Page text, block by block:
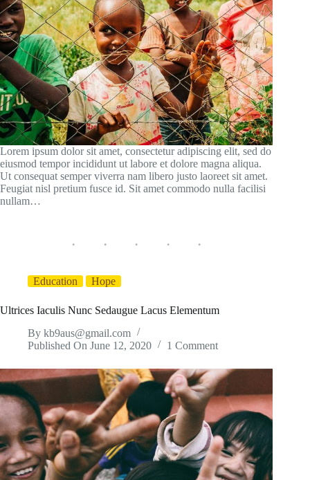
Lorem ipsum dolor sit amet, consectetur adipiscing elit, sed do
eiusmod tempor incididunt ut labore et dolore magna aliqua.
Ut consequat semper viverra nam libero justo laoreet sit amet.
Feugiat nisl pretium fusce id. Sit amet commodo nulla facilisi
nullam…
Education Hope
Ultrices Iaculis Nunc Sedaugue Lacus Elementum
By kb9aus@gmail.com
Published On June 12, 2020 1 Comment